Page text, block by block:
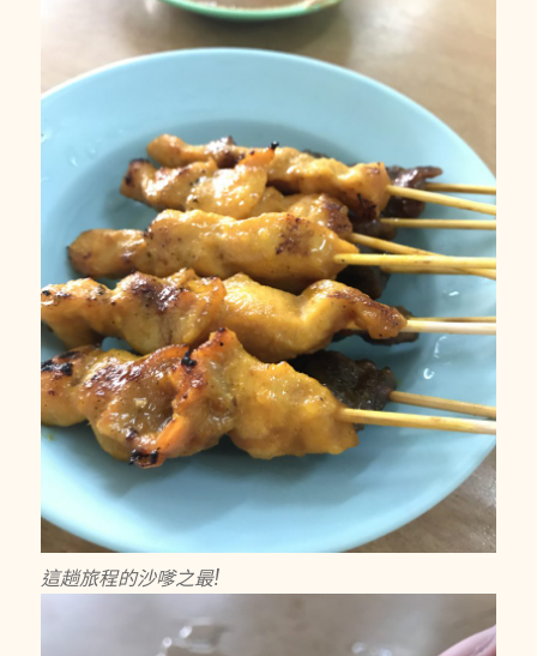
這趟旅程的沙嗲之最!